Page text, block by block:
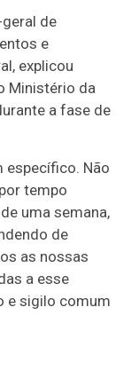
de
e
explicou
Ministério da
a fase de
específico. Não
tempo
uma semana,
de
as nossas
a esse
e sigilo comum